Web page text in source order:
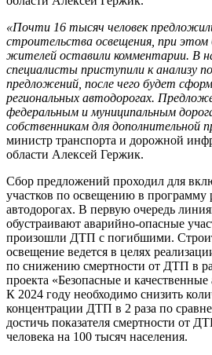
«Почти 16 тысяч человек
строительства освещения, при этом
жителей оставили комментарии. В
специалисты приступили к анализу
предложений, после чего будет
региональных автодорогах.
федеральным и муниципальным
собственникам для дополнительной
министр транспорта и дорожной
области Алексей Гержик.
Сбор предложений проходил для
участков по освещению в программу
автодорогах. В первую очередь
обустраивают аварийно-опасные
произошли ДТП с погибшими.
освещение ведется в целях
по снижению смертности от ДТП в
проекта «Безопасные и
К 2024 году необходимо снизить
концентрации ДТП в 2 раза по
достичь показателя смертности от
человека на 100 тысяч населения.